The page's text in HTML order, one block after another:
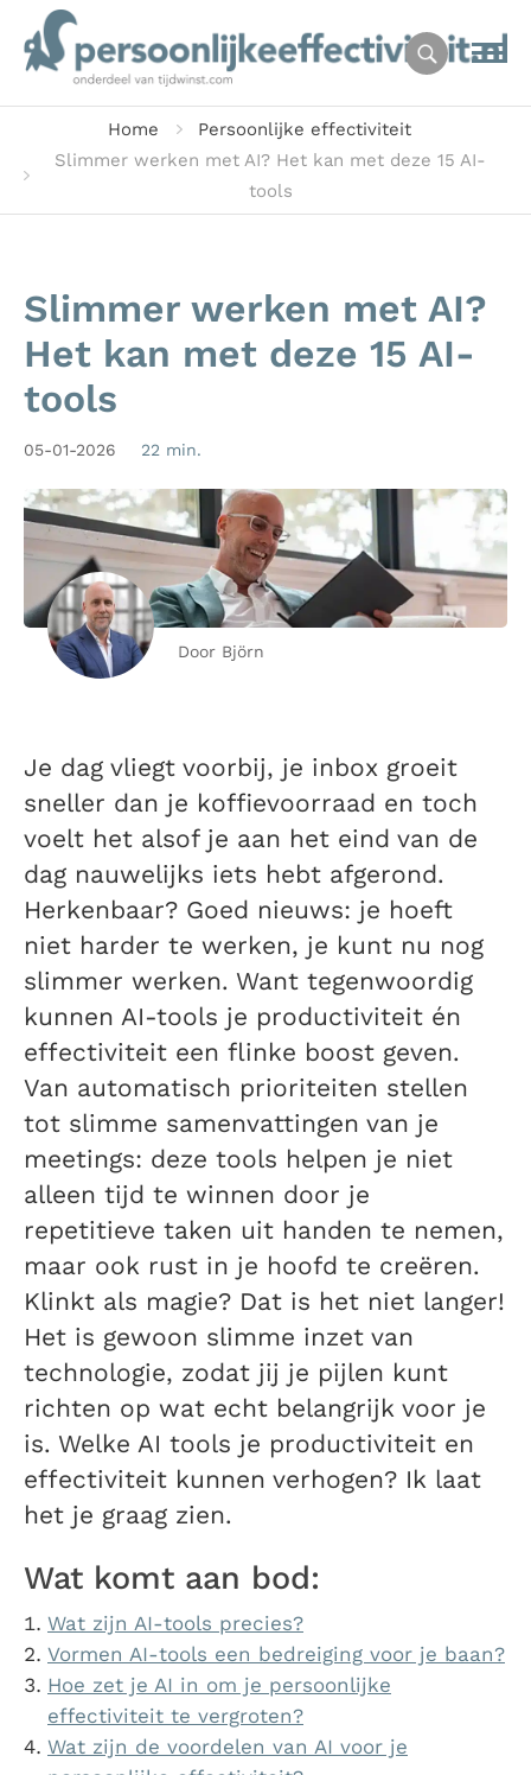
Home
Persoonlijke effectiviteit
Slimmer werken met AI? Het kan met deze 15 AI-
tools
Slimmer werken met AI?
Het kan met deze 15 AI-
tools
05-01-2026 22 min.
Door Björn
Je dag vliegt voorbij, je inbox groeit
sneller dan je koffievoorraad en toch
voelt het alsof je aan het eind van de
dag nauwelijks iets hebt afgerond.
Herkenbaar? Goed nieuws: je hoeft
niet harder te werken, je kunt nu nog
slimmer werken. Want tegenwoordig
kunnen AI-tools je productiviteit én
effectiviteit een flinke boost geven.
Van automatisch prioriteiten stellen
tot slimme samenvattingen van je
meetings: deze tools helpen je niet
alleen tijd te winnen door je
repetitieve taken uit handen te nemen,
maar ook rust in je hoofd te creëren.
Klinkt als magie? Dat is het niet langer!
Het is gewoon slimme inzet van
technologie, zodat jij je pijlen kunt
richten op wat echt belangrijk voor je
is. Welke AI tools je productiviteit en
effectiviteit kunnen verhogen? Ik laat
het je graag zien.
Wat komt aan bod:
Wat zijn AI-tools precies?
Vormen AI-tools een bedreiging voor je baan?
Hoe zet je AI in om je persoonlijke
effectiviteit te vergroten?
Wat zijn de voordelen van AI voor je